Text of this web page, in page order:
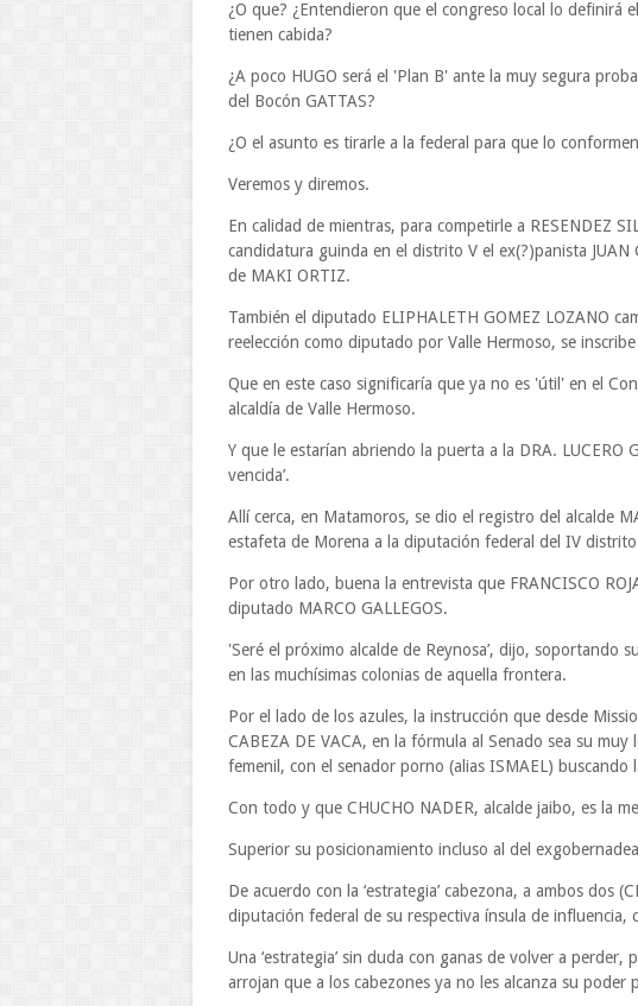
¿O que? ¿Entendieron que el congreso local lo definirá
tienen cabida?
¿A poco HUGO será el 'Plan B' ante la muy segura
del Bocón GATTAS?
¿O el asunto es tirarle a la federal para que lo
Veremos y diremos.
En calidad de mientras, para competirle a RESENDEZ
candidatura guinda en el distrito V el ex(?)panista JUAN
de MAKI ORTIZ.
También el diputado ELIPHALETH GOMEZ LOZANO
reelección como diputado por Valle Hermoso, se
Que en este caso significaría que ya no es 'útil' en el
alcaldía de Valle Hermoso.
Y que le estarían abriendo la puerta a la DRA. LUCERO
vencida’.
Allí cerca, en Matamoros, se dio el registro del alcalde
estafeta de Morena a la diputación federal del IV
Por otro lado, buena la entrevista que FRANCISCO
diputado MARCO GALLEGOS.
'Seré el próximo alcalde de Reynosa’, dijo, soportando
en las muchísimas colonias de aquella frontera.
Por el lado de los azules, la instrucción que desde
CABEZA DE VACA, en la fórmula al Senado sea su
femenil, con el senador porno (alias ISMAEL) buscando
Con todo y que CHUCHO NADER, alcalde jaibo, es la
Superior su posicionamiento incluso al del
De acuerdo con la ‘estrategia’ cabezona, a ambos dos
diputación federal de su respectiva ínsula de influencia,
Una ‘estrategia’ sin duda con ganas de volver a perder,
arrojan que a los cabezones ya no les alcanza su poder